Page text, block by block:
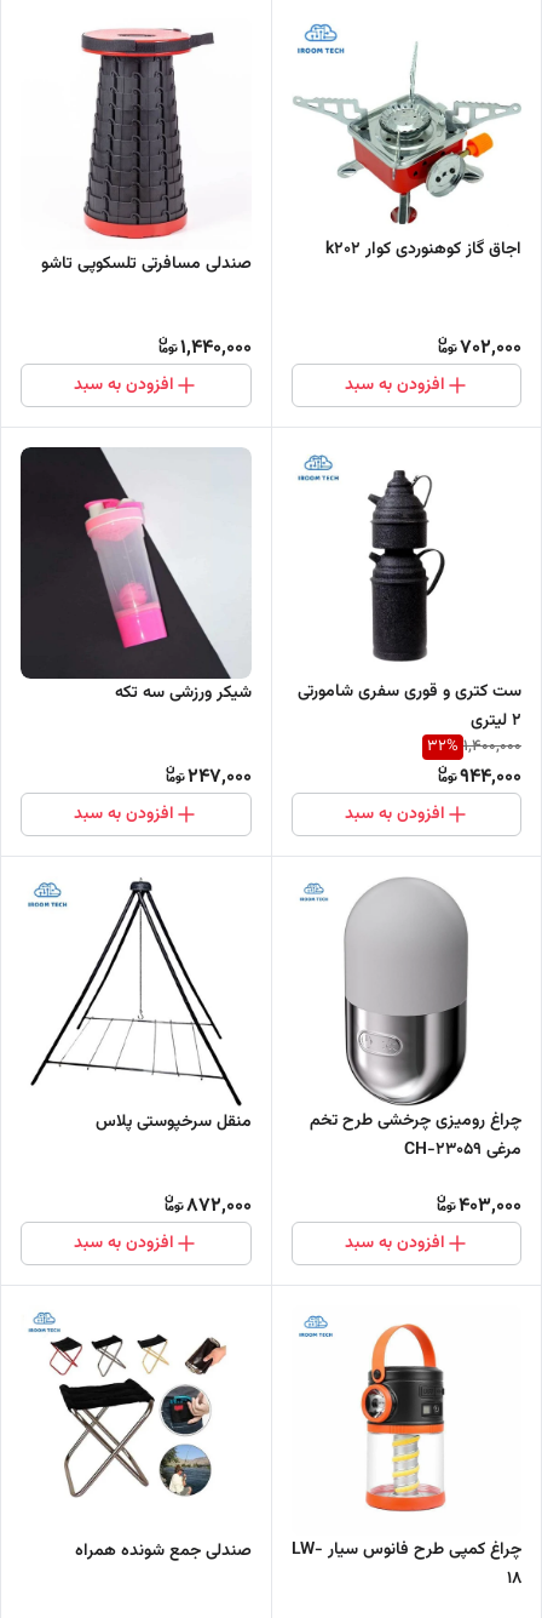
اجاق گاز کوهنوردی کوار k202
702,000
افزودن به سبد
صندلی مسافرتی تلسکوپی تاشو
1,440,000
افزودن به سبد
ست کتری و قوری سفری شامورتی
2 لیتری
1,400,000
32%
944,000
افزودن به سبد
شیکر ورزشی سه تکه
247,000
افزودن به سبد
چراغ رومیزی چرخشی طرح تخم
مرغی CH-23059
403,000
افزودن به سبد
منقل سرخپوستی پلاس
872,000
افزودن به سبد
چراغ کمپی طرح فانوس سیار LW-
18
صندلی جمع شونده همراه